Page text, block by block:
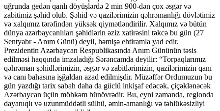
uğrunda gedən qanlı döyüşlərdə 2 min 900-dən çox əsgər və
zabitimiz şəhid olub. Şəhid və qazilərimizin qəhrəmanlığı dövlətimiz
və xalqımız tərəfindən yüksək qiymətləndirilir. Xalqımız və bütün
dünya azərbaycanlıları şəhidlərin əziz xatirəsini təkcə bu gün (27
Sentyabr - Anım Günü) deyil, həmişə ehtiramla yad edir.
Prezidentin Azərbaycan Respublikasında Anım Gününün təsis
edilməsi haqqında imzaladığı Sərəncamda deyilir: “Torpaqlarımız
qəhrəman şəhidlərimizin, əsgər və zabitlərimizin, qazilərimizin qanı
və canı bahasına işğaldan azad edilmişdir. Müzəffər Ordumuzun bu
gün yazdığı tarix sabah daha da güclü inkişaf edəcək, çiçəklənəcək
Azərbaycan üçün möhkəm bünövrədir. Bu, eyni zamanda, regionda
dayanıqlı və uzunmüddətli sülhü, əmin-amanlığı və təhlükəsizliyi